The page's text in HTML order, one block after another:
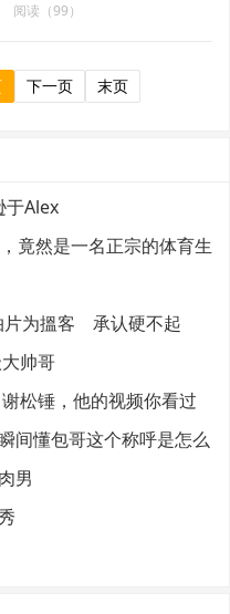
阅读（99）
下一页 末页
于Alex
竟然是一名正宗的体育生
片为搵客 承认硬不起
帅哥
松锤，他的视频你看过
间懂包哥这个称呼是怎么
男